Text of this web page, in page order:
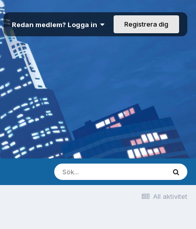
Redan medlem? Logga in Registrera dig
All aktivitet